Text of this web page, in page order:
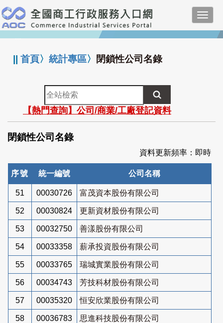
跳
到
主
要
:::
||首頁〉統計專區〉 閉鎖性公司名錄
全
站
檢
索
【熱門查詢】公司/商業/工廠登記資料
閉鎖性公司名錄
資料更新頻率：即時
序號 統一編號 公司名稱
51 00030726 富茂資本股份有限公司
52 00030824 更新資材股份有限公司
53 00032750 善漾股份有限公司
54 00033358 薪承投資股份有限公司
55 00033765 瑞城實業股份有限公司
56 00034743 芳技科材股份有限公司
57 00035320 恒安欣業股份有限公司
58 00036783 思進科技股份有限公司